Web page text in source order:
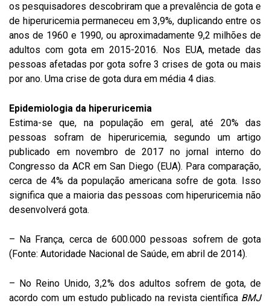
os pesquisadores descobriram que a prevalência de gota e
de hiperuricemia permaneceu em 3,9%, duplicando entre os
anos de 1960 e 1990, ou aproximadamente 9,2 milhões de
adultos com gota em 2015-2016. Nos EUA, metade das
pessoas afetadas por gota sofre 3 crises de gota ou mais
por ano. Uma crise de gota dura em média 4 dias.
Epidemiologia da hiperuricemia
Estima-se que, na população em geral, até 20% das
pessoas sofram de hiperuricemia, segundo um artigo
publicado em novembro de 2017 no jornal interno do
Congresso da ACR em San Diego (EUA). Para comparação,
cerca de 4% da população americana sofre de gota. Isso
significa que a maioria das pessoas com hiperuricemia não
desenvolverá gota.
– Na França, cerca de 600.000 pessoas sofrem de gota
(Fonte: Autoridade Nacional de Saúde, em abril de 2014).
– No Reino Unido, 3,2% dos adultos sofrem de gota, de
acordo com um estudo publicado na revista científica BMJ